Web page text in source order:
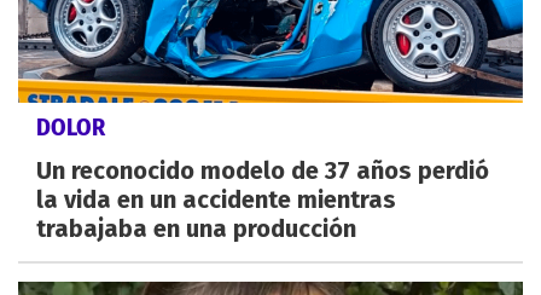
DOLOR
Un reconocido modelo de 37 años perdió
la vida en un accidente mientras
trabajaba en una producción